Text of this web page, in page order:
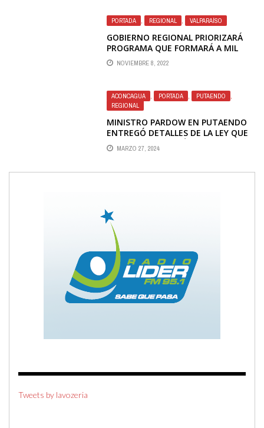
PORTADA REGIONAL VALPARAÍSO
GOBIERNO REGIONAL PRIORIZARÁ
PROGRAMA QUE FORMARÁ A MIL
CUIDADORAS DE ADULTOS MAYORES
EN LA REGIÓN
NOVIEMBRE 8, 2022
ACONCAGUA , PORTADA , PUTAENDO
,
REGIONAL
MINISTRO PARDOW EN PUTAENDO
ENTREGÓ DETALLES DE LA LEY QUE
REBAJA TARIFAS ELÉCTRICAS A LOS
APR
MARZO 27, 2024
Tweets by lavozeria